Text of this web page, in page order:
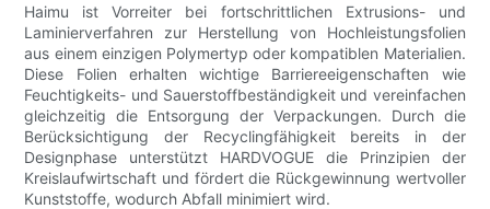
Haimu ist Vorreiter bei fortschrittlichen Extrusions- und
Laminierverfahren zur Herstellung von Hochleistungsfolien
aus einem einzigen Polymertyp oder kompatiblen Materialien.
Diese Folien erhalten wichtige Barriereeigenschaften wie
Feuchtigkeits- und Sauerstoffbeständigkeit und vereinfachen
gleichzeitig die Entsorgung der Verpackungen. Durch die
Berücksichtigung der Recyclingfähigkeit bereits in der
Designphase unterstützt HARDVOGUE die Prinzipien der
Kreislaufwirtschaft und fördert die Rückgewinnung wertvoller
Kunststoffe, wodurch Abfall minimiert wird.